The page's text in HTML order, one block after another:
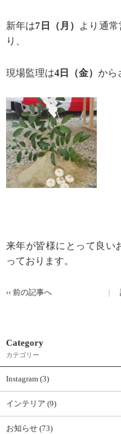
新年は7日（月）
より通
り、
現場監理は4日（金） から
来年が皆様にとって良い
っております。
‹‹ 前の記事へ
Category
カテゴリー
Instagram (3)
インテリア (9)
お知らせ (73)